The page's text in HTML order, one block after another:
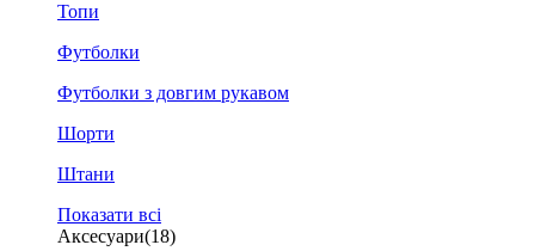
Топи
Футболки
Футболки з довгим рукавом
Шорти
Штани
Показати всі
Аксесуари(18)